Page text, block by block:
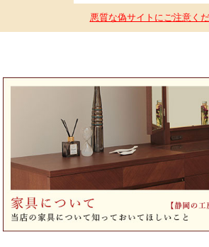
悪質な偽サイトにご注意く